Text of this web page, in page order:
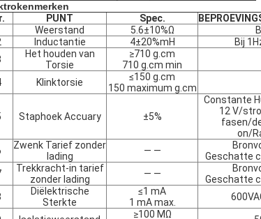
PUNT Spec.
Weerstand 5.6±10%Ω
Inductantie 4±20%mH Bij
Het houden van
Torsie
≥710 g.cm
710 g.cm min
Klinktorsie
≤150 g.cm
150 maximum g.cm
Staphoek Accuary ±5%
Constante
12 V/
fasen/
on/
Zwenk Tarief zonder
lading
— —
Geschatte
Trekkracht-in tarief
zonder lading
— —
Geschatte
Diëlektrische
Sterkte
≤1 mA
1 mA max.
≥100 MΩ